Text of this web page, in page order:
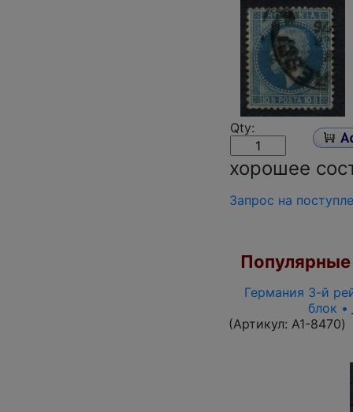
Qty:
хорошее
Запрос на
Германия 3-й
блок •
(Артикул: A1-8470)